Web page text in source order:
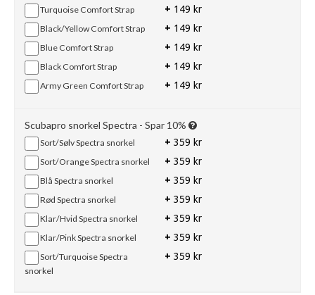
Turquoise Comfort Strap + 149 kr
Black/Yellow Comfort Strap + 149 kr
Blue Comfort Strap + 149 kr
Black Comfort Strap + 149 kr
Army Green Comfort Strap + 149 kr
Scubapro snorkel Spectra - Spar 10%
Sort/Sølv Spectra snorkel + 359 kr
Sort/Orange Spectra snorkel + 359 kr
Blå Spectra snorkel + 359 kr
Rød Spectra snorkel + 359 kr
Klar/Hvid Spectra snorkel + 359 kr
Klar/Pink Spectra snorkel + 359 kr
snorkel
+ 359 kr